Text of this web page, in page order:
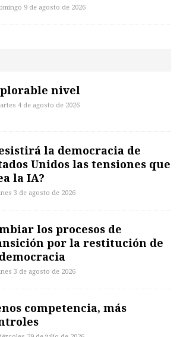
9 de agosto de 2026
nivel
4 de agosto de 2026
la democracia de
Unidos las tensiones que
la IA?
3 de agosto de 2026
los procesos de
por la restitución de
3 de agosto de 2026
competencia, más